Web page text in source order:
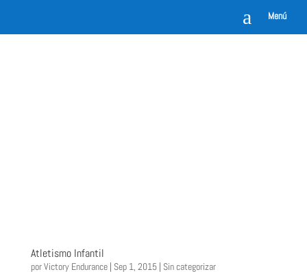
a Menú
Atletismo Infantil
porVictory Endurance| Sep 1, 2015| Sin categorizar